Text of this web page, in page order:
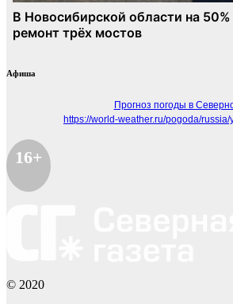
Афиша
Прогноз погоды в
https://world-weather.ru/pogoda/
16+
© 2020